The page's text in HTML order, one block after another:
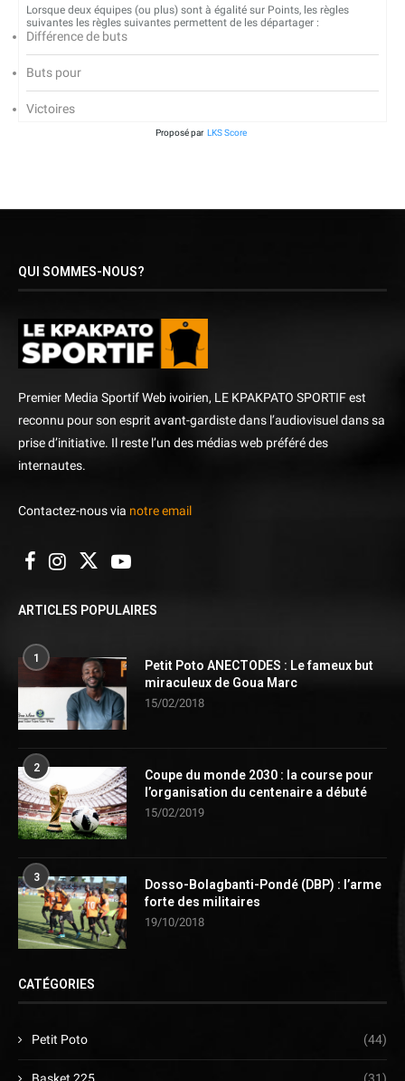
Lorsque deux équipes (ou plus) sont à égalité sur Points, les règles
suivantes les règles suivantes permettent de les départager :
Différence de buts
Buts pour
Victoires
Proposé par LKS Score
QUI SOMMES-NOUS?
Premier Media Sportif Web ivoirien, LE KPAKPATO SPORTIF est
reconnu pour son esprit avant-gardiste dans l’audiovisuel dans sa
prise d’initiative. Il reste l’un des médias web préféré des
internautes.
Contactez-nous via notre email
ARTICLES POPULAIRES
1
Petit Poto ANECTODES : Le fameux but
miraculeux de Goua Marc
15/02/2018
2
Coupe du monde 2030 : la course pour
l’organisation du centenaire a débuté
15/02/2019
3
Dosso-Bolagbanti-Pondé (DBP) : l’arme
forte des militaires
19/10/2018
CATÉGORIES
Petit Poto (44)